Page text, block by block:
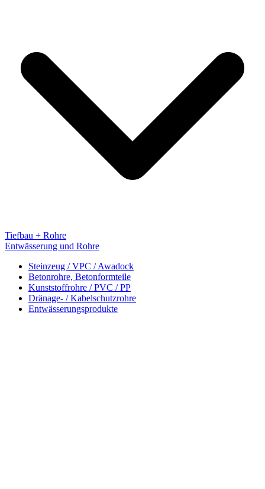
Tiefbau + Rohre
Entwässerung und Rohre
Steinzeug / VPC / Awadock
Betonrohre, Betonformteile
Kunststoffrohre / PVC / PP
Dränage- / Kabelschutzrohre
Entwässerungsprodukte